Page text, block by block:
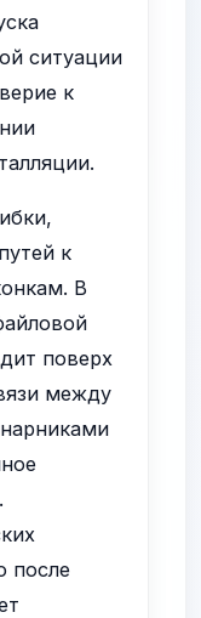
ситуации
к
к
В
поверх
между
после